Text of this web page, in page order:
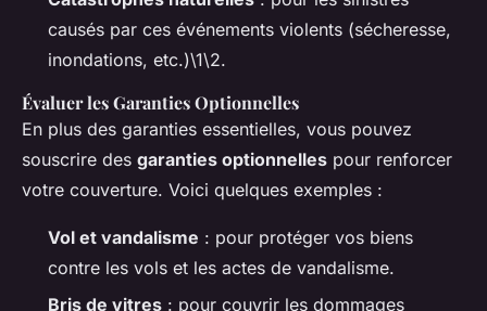
causés par ces événements violents (sécheresse,
inondations, etc.)\1\2.
Évaluer les Garanties Optionnelles
En plus des garanties essentielles, vous pouvez
souscrire des garanties optionnelles pour renforcer
votre couverture. Voici quelques exemples :
Vol et vandalisme : pour protéger vos biens
contre les vols et les actes de vandalisme.
Bris de vitres : pour couvrir les dommages